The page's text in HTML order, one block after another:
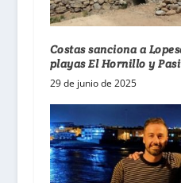
Costas sanciona a
playas El Hornillo y
29 de junio de 2025